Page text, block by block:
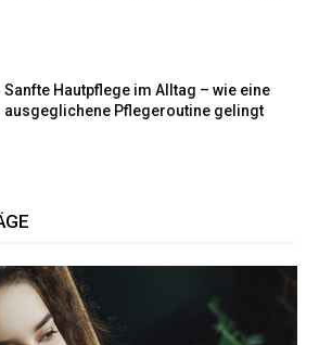
Sanfte Hautpflege im Alltag – wie eine
ausgeglichene Pflegeroutine gelingt